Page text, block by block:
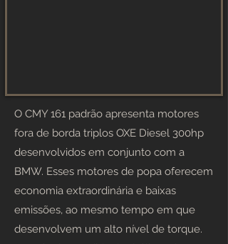
O CMY 161 padrão apresenta motores
fora de borda triplos OXE Diesel 300hp
desenvolvidos em conjunto com a
BMW. Esses motores de popa oferecem
economia extraordinária e baixas
emissões, ao mesmo tempo em que
desenvolvem um alto nível de torque.